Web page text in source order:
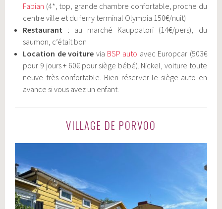
Fabian (4*, top, grande chambre confortable, proche du
centre ville et du ferry terminal Olympia 150€/nuit)
​​Restaurant : au marché Kauppatori (14€/pers), du
saumon, c’était bon
​​Location de voiture via BSP auto avec Europcar (503€
pour 9 jours + 60€ pour siège bébé). Nickel, voiture toute
neuve très confortable. Bien réserver le siège auto en
avance si vous avez un enfant.
VILLAGE DE PORVOO